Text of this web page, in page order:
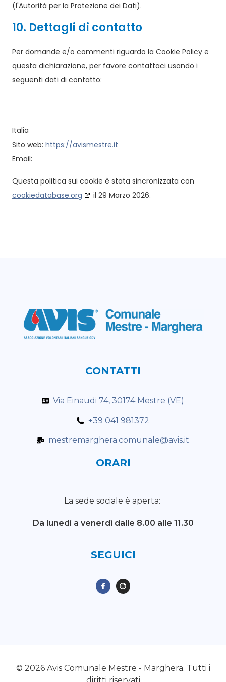
(l'Autorità per la Protezione dei Dati).
10. Dettagli di contatto
Per domande e/o commenti riguardo la Cookie Policy e
questa dichiarazione, per favore contattaci usando i
seguenti dati di contatto:
Italia
Sito web: https://avismestre.it
Email:
Questa politica sui cookie è stata sincronizzata con
cookiedatabase.org
il 29 Marzo 2026.
CONTATTI
Via Einaudi 74, 30174 Mestre (VE)
+39 041 981372
mestremarghera.comunale@avis.it
ORARI
La sede sociale è aperta:
Da lunedì a venerdì dalle 8.00 alle 11.30
SEGUICI
© 2026 Avis Comunale Mestre - Marghera. Tutti i